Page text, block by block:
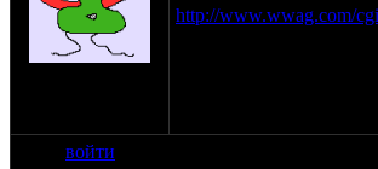
http://www.wwag.com/
войти